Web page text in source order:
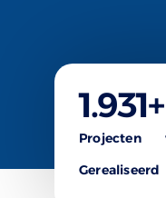
Projecten
Gerealiseerd
1.931+